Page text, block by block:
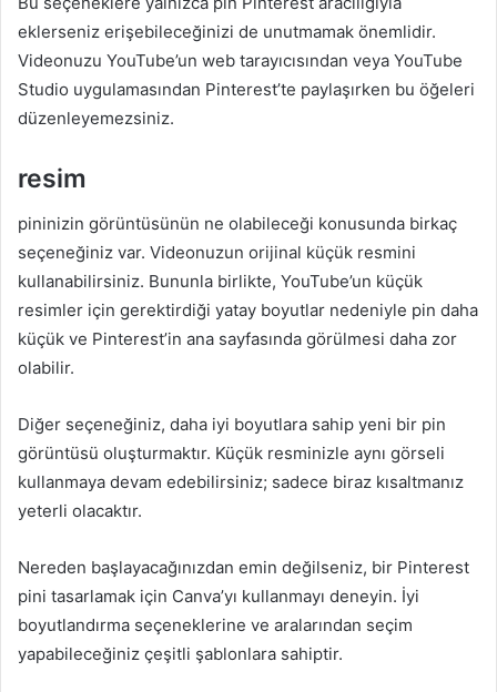
eklerseniz erişebileceğinizi de unutmamak önemlidir.
Videonuzu YouTube’un web tarayıcısından veya YouTube
Studio uygulamasından Pinterest’te paylaşırken bu öğeleri
düzenleyemezsiniz.
resim
pininizin görüntüsünün ne olabileceği konusunda birkaç
seçeneğiniz var. Videonuzun orijinal küçük resmini
kullanabilirsiniz. Bununla birlikte, YouTube’un küçük
resimler için gerektirdiği yatay boyutlar nedeniyle pin daha
küçük ve Pinterest’in ana sayfasında görülmesi daha zor
olabilir.
Diğer seçeneğiniz, daha iyi boyutlara sahip yeni bir pin
görüntüsü oluşturmaktır. Küçük resminizle aynı görseli
kullanmaya devam edebilirsiniz; sadece biraz kısaltmanız
yeterli olacaktır.
Nereden başlayacağınızdan emin değilseniz, bir Pinterest
pini tasarlamak için Canva’yı kullanmayı deneyin. İyi
boyutlandırma seçeneklerine ve aralarından seçim
yapabileceğiniz çeşitli şablonlara sahiptir.